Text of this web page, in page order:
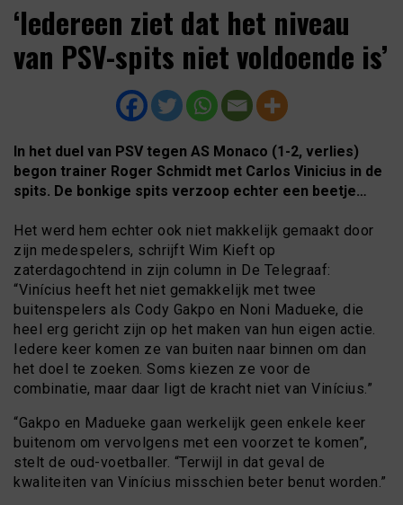
‘Iedereen ziet dat het niveau
van PSV-spits niet voldoende is’
In het duel van PSV tegen AS Monaco (1-2, verlies)
begon trainer Roger Schmidt met Carlos Vinicius in de
spits. De bonkige spits verzoop echter een beetje…
Het werd hem echter ook niet makkelijk gemaakt door
zijn medespelers, schrijft Wim Kieft op
zaterdagochtend in zijn column in De Telegraaf:
“Vinícius heeft het niet gemakkelijk met twee
buitenspelers als Cody Gakpo en Noni Madueke, die
heel erg gericht zijn op het maken van hun eigen actie.
Iedere keer komen ze van buiten naar binnen om dan
het doel te zoeken. Soms kiezen ze voor de
combinatie, maar daar ligt de kracht niet van Vinícius.”
“Gakpo en Madueke gaan werkelijk geen enkele keer
buitenom om vervolgens met een voorzet te komen”,
stelt de oud-voetballer. “Terwijl in dat geval de
kwaliteiten van Vinícius misschien beter benut worden.”